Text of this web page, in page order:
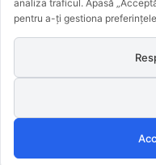
Plățile
sunt
și
analiza traficul. Apasă
pentru a-ți gestiona